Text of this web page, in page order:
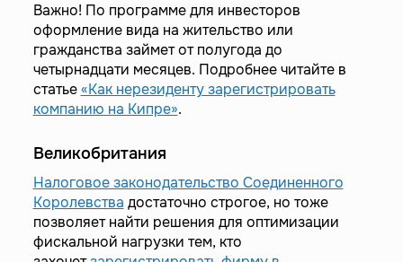
Важно! По программе для инвесторов
оформление вида на жительство или
гражданства займет от полугода до
четырнадцати месяцев. Подробнее читайте в
статье«Как нерезиденту зарегистрировать
компанию на Кипре».
Великобритания
Налоговое законодательство Соединенного
Королевства достаточно строгое, но тоже
позволяет найти решения для оптимизации
фискальной нагрузки тем, кто